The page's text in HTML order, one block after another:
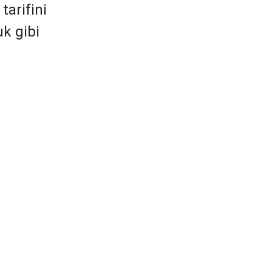
tarifini
gibi